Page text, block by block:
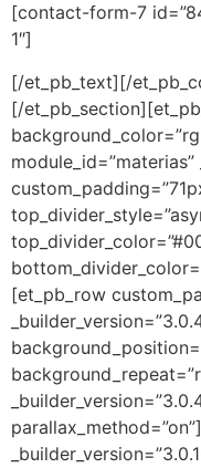
[contact-form-7
1″]
[/et_pb_text][/
[/
module_id=”materias”
[et_pb_row